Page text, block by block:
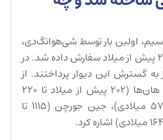
اولین بار توسط شی‌هوانگ‌دی،
نخستین امپراتور چین، در سال ۲۲۱ پیش از میلاد سفارش داده شد. در
گسترش این دیوار پرداختند. از
جمله این سلسله‌ها می‌توان به هان‌ها (۲۰۲ پیش از میلاد تا ۲۲۰
میلادی)، چی شمالی (۵۵۰ تا ۵۷۴ میلادی)، جین جورچن (۱۱۱۵ تا